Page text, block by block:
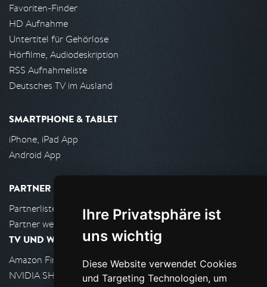
Ihre Privatsphäre ist
uns wichtig
Diese Website verwendet Cookies
und Targeting Technologien, um
Favoriten-Finder
HD Aufnahme
Untertitel für Gehörlose
Hörfilme, Audiodeskription
RSS Aufnahmeliste
Deutsches TV im Ausland
SMARTPHONE & TABLET
iPhone, iPad App
Android App
PARTNER
Partnerliste
Partner werden
TV UND WOHNZIMMER
Amazon FireTV
NVIDIA SHIELD, Google TV